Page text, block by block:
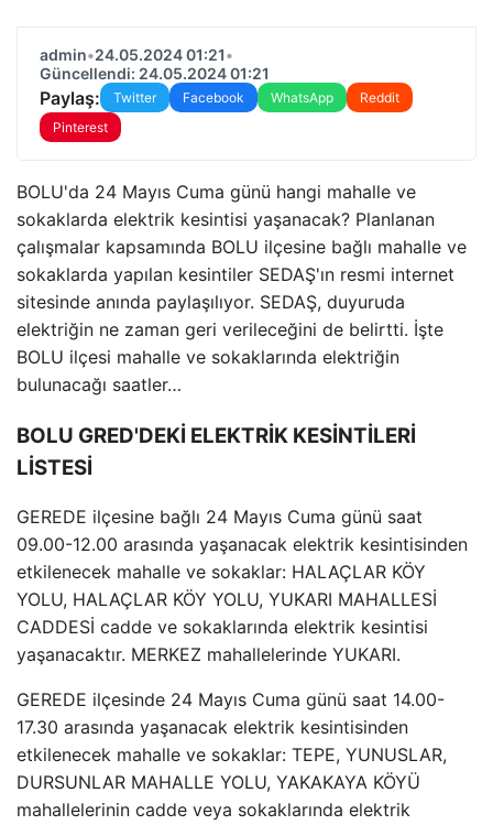
admin•24.05.2024 01:21•
Güncellendi: 24.05.2024 01:21
Paylaş: Twitter Facebook WhatsApp
Reddit
Pinterest
BOLU'da 24 Mayıs Cuma günü hangi mahalle ve
sokaklarda elektrik kesintisi yaşanacak? Planlanan
çalışmalar kapsamında BOLU ilçesine bağlı mahalle ve
sokaklarda yapılan kesintiler SEDAŞ'ın resmi internet
sitesinde anında paylaşılıyor. SEDAŞ, duyuruda
elektriğin ne zaman geri verileceğini de belirtti. İşte
BOLU ilçesi mahalle ve sokaklarında elektriğin
bulunacağı saatler…
BOLU GRED'DEKİ ELEKTRİK KESİNTİLERİ
LİSTESİ
GEREDE ilçesine bağlı 24 Mayıs Cuma günü saat
09.00-12.00 arasında yaşanacak elektrik kesintisinden
etkilenecek mahalle ve sokaklar: HALAÇLAR KÖY
YOLU, HALAÇLAR KÖY YOLU, YUKARI MAHALLESİ
CADDESİ cadde ve sokaklarında elektrik kesintisi
yaşanacaktır. MERKEZ mahallelerinde YUKARI.
GEREDE ilçesinde 24 Mayıs Cuma günü saat 14.00-
17.30 arasında yaşanacak elektrik kesintisinden
etkilenecek mahalle ve sokaklar: TEPE, YUNUSLAR,
DURSUNLAR MAHALLE YOLU, YAKAKAYA KÖYÜ
mahallelerinin cadde veya sokaklarında elektrik